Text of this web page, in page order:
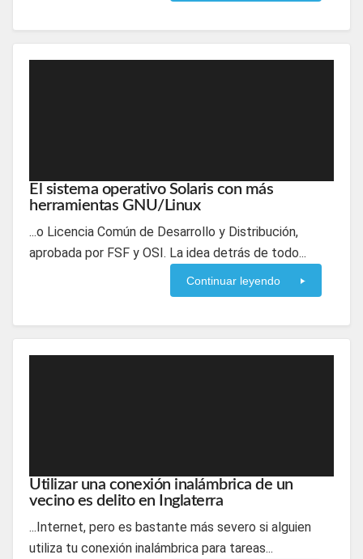
El sistema operativo Solaris con más
herramientas GNU/Linux
...o Licencia Común de Desarrollo y Distribución,
aprobada por FSF y OSI. La idea detrás de todo...
Continuar leyendo
Utilizar una conexión inalámbrica de un
vecino es delito en Inglaterra
...Internet, pero es bastante más severo si alguien
utiliza tu conexión inalámbrica para tareas...